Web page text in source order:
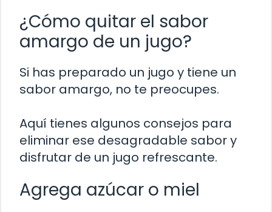
¿Cómo quitar el sabor
amargo de un jugo?
Si has preparado un jugo y tiene un
sabor amargo, no te preocupes.
Aquí tienes algunos consejos para
eliminar ese desagradable sabor y
disfrutar de un jugo refrescante.
Agrega azúcar o miel